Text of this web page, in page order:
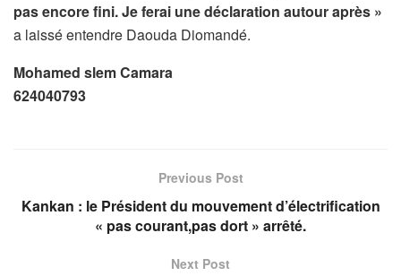
pas encore fini. Je ferai une déclaration autour après »
a laissé entendre Daouda Diomandé.
Mohamed slem Camara
624040793
Previous Post
Kankan : le Président du mouvement d’électrification
« pas courant,pas dort » arrêté.
Next Post